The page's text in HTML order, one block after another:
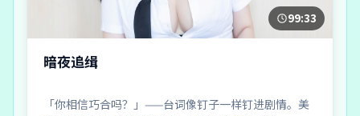
99:33
暗夜追缉
「你相信巧合吗？」——台词像钉子一样钉进剧情。美